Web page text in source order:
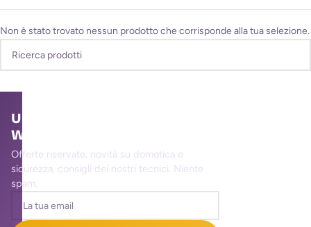
Non è stato trovato nessun prodotto che corrisponde alla tua selezione.
Unisciti alla community
WallMall
Offerte riservate, novità su domotica e
sicurezza, consigli dei nostri tecnici. Niente
spam.